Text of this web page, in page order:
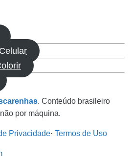
. Conteúdo brasileiro
por máquina.
Privacidade· Termos de Uso